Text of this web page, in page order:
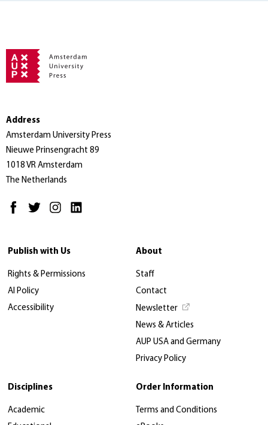
Address
Amsterdam University Press
Nieuwe Prinsengracht 89
1018 VR Amsterdam
The Netherlands
Publish with Us
Rights & Permissions
AI Policy
Accessibility
About
Staff
Contact
Newsletter
News & Articles
AUP USA and Germany
Privacy Policy
Disciplines
Academic
Order Information
Terms and Conditions